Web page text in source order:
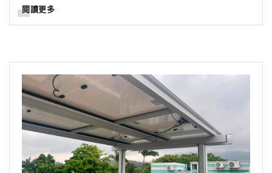
閱讀更多